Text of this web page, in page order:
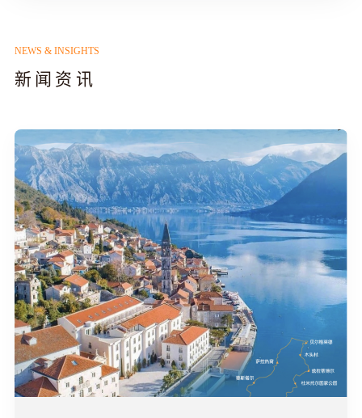
NEWS & INSIGHTS
新闻资讯